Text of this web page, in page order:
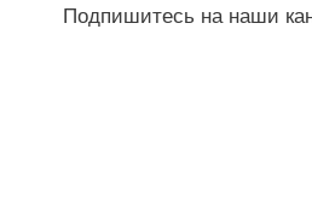
Подпишитесь на наши